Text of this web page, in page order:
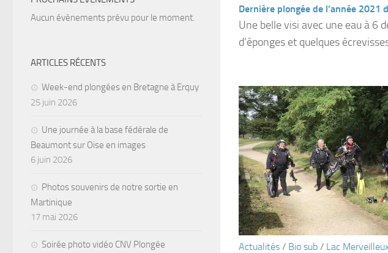
Dernière plongée de l’année
Une belle visi avec une eau à 6
d’éponges et quelques
Actualités / Bio sub / Lac
Aucun évènements prévu pour le moment.
ARTICLES RÉCENTS
Week-end plongées en Bretagne à Erquy
25 juin 2026
Une journée à la base fédérale de
Beaumont sur Oise en images
6 juin 2026
Photos souvenirs de notre sortie en
Martinique
17 mai 2026
Soirée photo vidéo CNV Plongée